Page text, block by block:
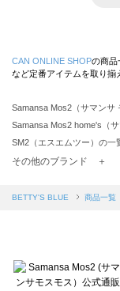
CAN ONLINE SHOPの商品
など定番アイテムを取り揃
Samansa Mos2（サマンサ
Samansa Mos2 home's（
SM2（エスエムツー）の一
TSUHARU by Samansa
Samansa Mos2 blue（サマ
Te chichi（テチチ）の一覧
Te chichi CLASSIC（テチ
その他のブランド ＋
BETTY'S BLUE 商品一覧